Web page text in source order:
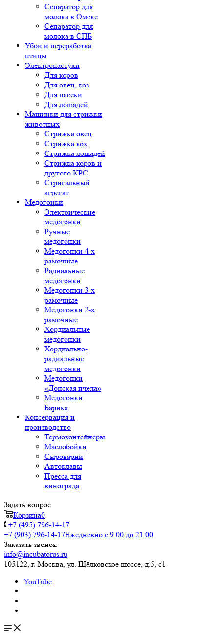
Сепаратор для
молока в Омске
Сепаратор для
молока в СПБ
Убой и переработка
птицы
Электропастухи
Для коров
Для овец, коз
Для пасеки
Для лошадей
Машинки для стрижки
животных
Стрижка овец
Стрижка коз
Стрижка лошадей
Стрижка коров и
другого КРС
Стригальный
агрегат
Медогонки
Электрические
медогонки
Ручные
медогонки
Медогонки 4-х
рамочные
Радиальные
медогонки
Медогонки 3-х
рамочные
Медогонки 2-х
рамочные
Хордиальные
медогонки
Хордиально-
радиальные
медогонки
Медогонки
«Донская пчела»
Медогонки
Барика
Консервация и
производство
Термоконтейнеры
Маслобойки
Сыроварни
Автоклавы
Пресса для
винограда
Задать вопрос
Корзина0
+7 (495) 796-14-17
+7 (903) 796-14-17Ежедневно с 9:00 до 21:00
Заказать звонок
info@incubatorus.ru
105122, г. Москва, ул. Щёлковское шоссе, д.5, с1
YouTube